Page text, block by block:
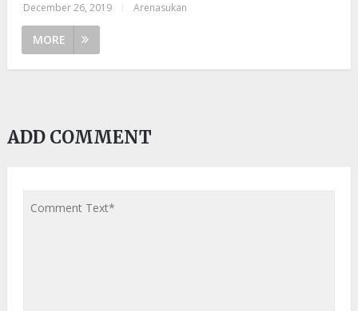
December 26, 2019 Arenasukan
MORE
ADD COMMENT